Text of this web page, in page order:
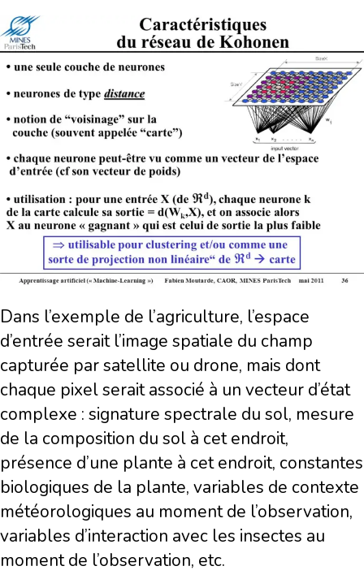
Dans l’exemple de l’agriculture, l’espace
d’entrée serait l’image spatiale du champ
capturée par satellite ou drone, mais dont
chaque pixel serait associé à un vecteur d’état
complexe : signature spectrale du sol, mesure
de la composition du sol à cet endroit,
présence d’une plante à cet endroit, constantes
biologiques de la plante, variables de contexte
météorologiques au moment de l’observation,
variables d’interaction avec les insectes au
moment de l’observation, etc.